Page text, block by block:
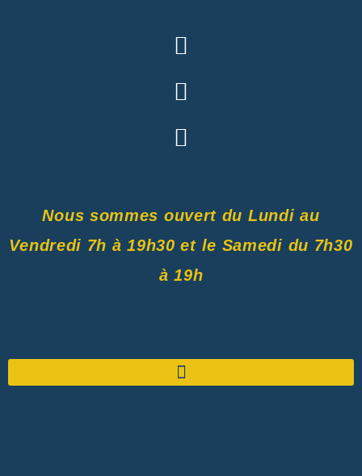
Nous sommes ouvert du Lundi au
Vendredi 7h à 19h30 et le Samedi du 7h30
à 19h